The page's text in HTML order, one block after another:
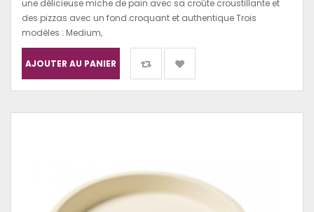
une délicieuse miche de pain avec sa croûte croustillante et
des pizzas avec un fond croquant et authentique Trois
modèles : Medium,
AJOUTER AU PANIER